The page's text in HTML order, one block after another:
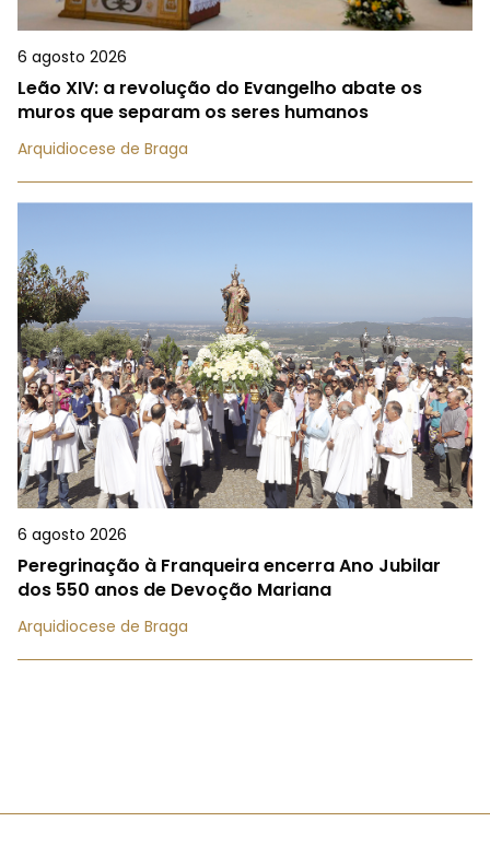
6 agosto 2026
Leão XIV: a revolução do Evangelho abate os
muros que separam os seres humanos
Arquidiocese de Braga
6 agosto 2026
Peregrinação à Franqueira encerra Ano Jubilar
dos 550 anos de Devoção Mariana
Arquidiocese de Braga